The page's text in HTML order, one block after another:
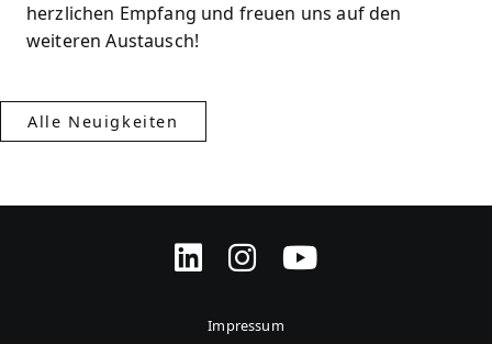
herzlichen Empfang und freuen uns auf den
weiteren Austausch!
Alle Neuigkeiten
Impressum